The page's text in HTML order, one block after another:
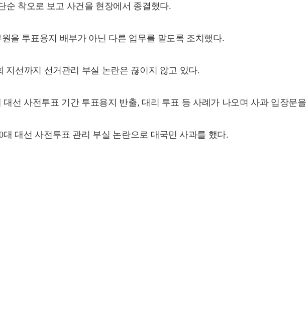
순 착오로 보고 사건을 현장에서 종결했다.
을 투표용지 배부가 아닌 다른 업무를 맡도록 조치했다.
지선까지 선거관리 부실 논란은 끊이지 않고 있다.
대선 사전투표 기간 투표용지 반출, 대리 투표 등 사례가 나오며 사과 입장문
대 대선 사전투표 관리 부실 논란으로 대국민 사과를 했다.